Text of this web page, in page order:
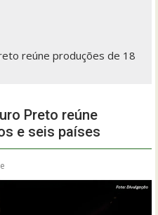
reúne produções de 18
Preto reúne
e seis países